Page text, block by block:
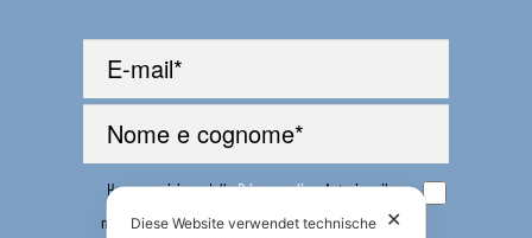
Ho preso visione dellaPrivacy policy. Autorizzo il
newsletter di carattere divulgativo e promozionale✕
Diese Website verwendet technische